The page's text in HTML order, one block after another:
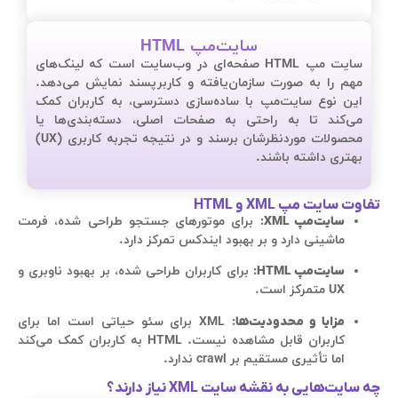
سایت‌مپ HTML
سایت مپ HTML صفحه‌ای در وب‌سایت است که لینک‌های
مهم را به صورت سازمان‌یافته و کاربرپسند نمایش می‌دهد.
این نوع سایت‌مپ با ساده‌سازی دسترسی، به کاربران کمک
می‌کند تا به راحتی به صفحات اصلی، دسته‌بندی‌ها یا
محصولات موردنظرشان برسند و در نتیجه تجربه کاربری (UX)
بهتری داشته باشند.
تفاوت سایت مپ XML و HTML
سایت‌مپ XML
: برای موتورهای جستجو طراحی شده، فرمت
ماشینی دارد و بر بهبود ایندکس تمرکز دارد.
سایت‌مپ HTML
: برای کاربران طراحی شده، بر بهبود ناوبری و
UX متمرکز است.
مزایا و محدودیت‌ها
: XML برای سئو حیاتی است اما برای
کاربران قابل مشاهده نیست. HTML به کاربران کمک می‌کند
اما تأثیری مستقیم بر crawl ندارد.
چه سایت‌هایی به نقشه سایت XML نیاز دارند؟